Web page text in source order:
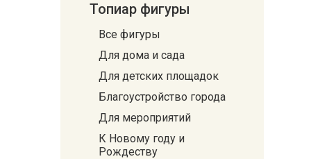
Топиар фигуры
Все фигуры
Для дома и сада
Для детских площадок
Благоустройство города
Для мероприятий
К Новому году и
Рождеству